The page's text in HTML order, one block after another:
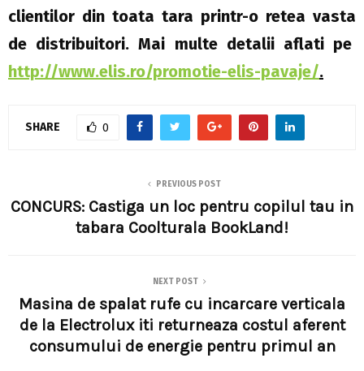
clientilor din toata tara printr-o retea vasta
de distribuitori. Mai multe detalii aflati pe
http://www.elis.ro/promotie-elis-pavaje/.
SHARE 0
PREVIOUS POST
CONCURS: Castiga un loc pentru copilul tau in
tabara Coolturala BookLand!
NEXT POST
Masina de spalat rufe cu incarcare verticala
de la Electrolux iti returneaza costul aferent
consumului de energie pentru primul an